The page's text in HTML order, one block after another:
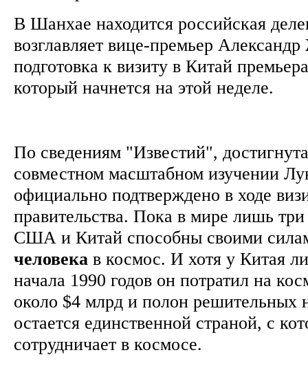
В Шанхае находится российская
возглавляет вице-премьер
подготовка к визиту в Китай
который начнется на этой неделе.
По сведениям "Известий",
совместном масштабном изучении
официально подтверждено в ходе
правительства. Пока в мире лишь
США и Китай способны своими
человека в космос. И хотя у Китая
начала 1990 годов он потратил на
около $4 млрд и полон решительных
остается единственной страной, с
сотрудничает в космосе.